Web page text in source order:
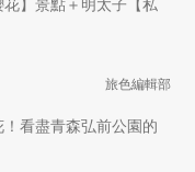
】景點＋明太子【私
旅色編輯部
看盡青森弘前公園的